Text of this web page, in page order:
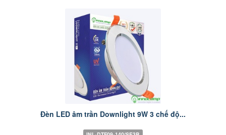
Đèn LED âm trần Downlight 9W 3 chế độ...